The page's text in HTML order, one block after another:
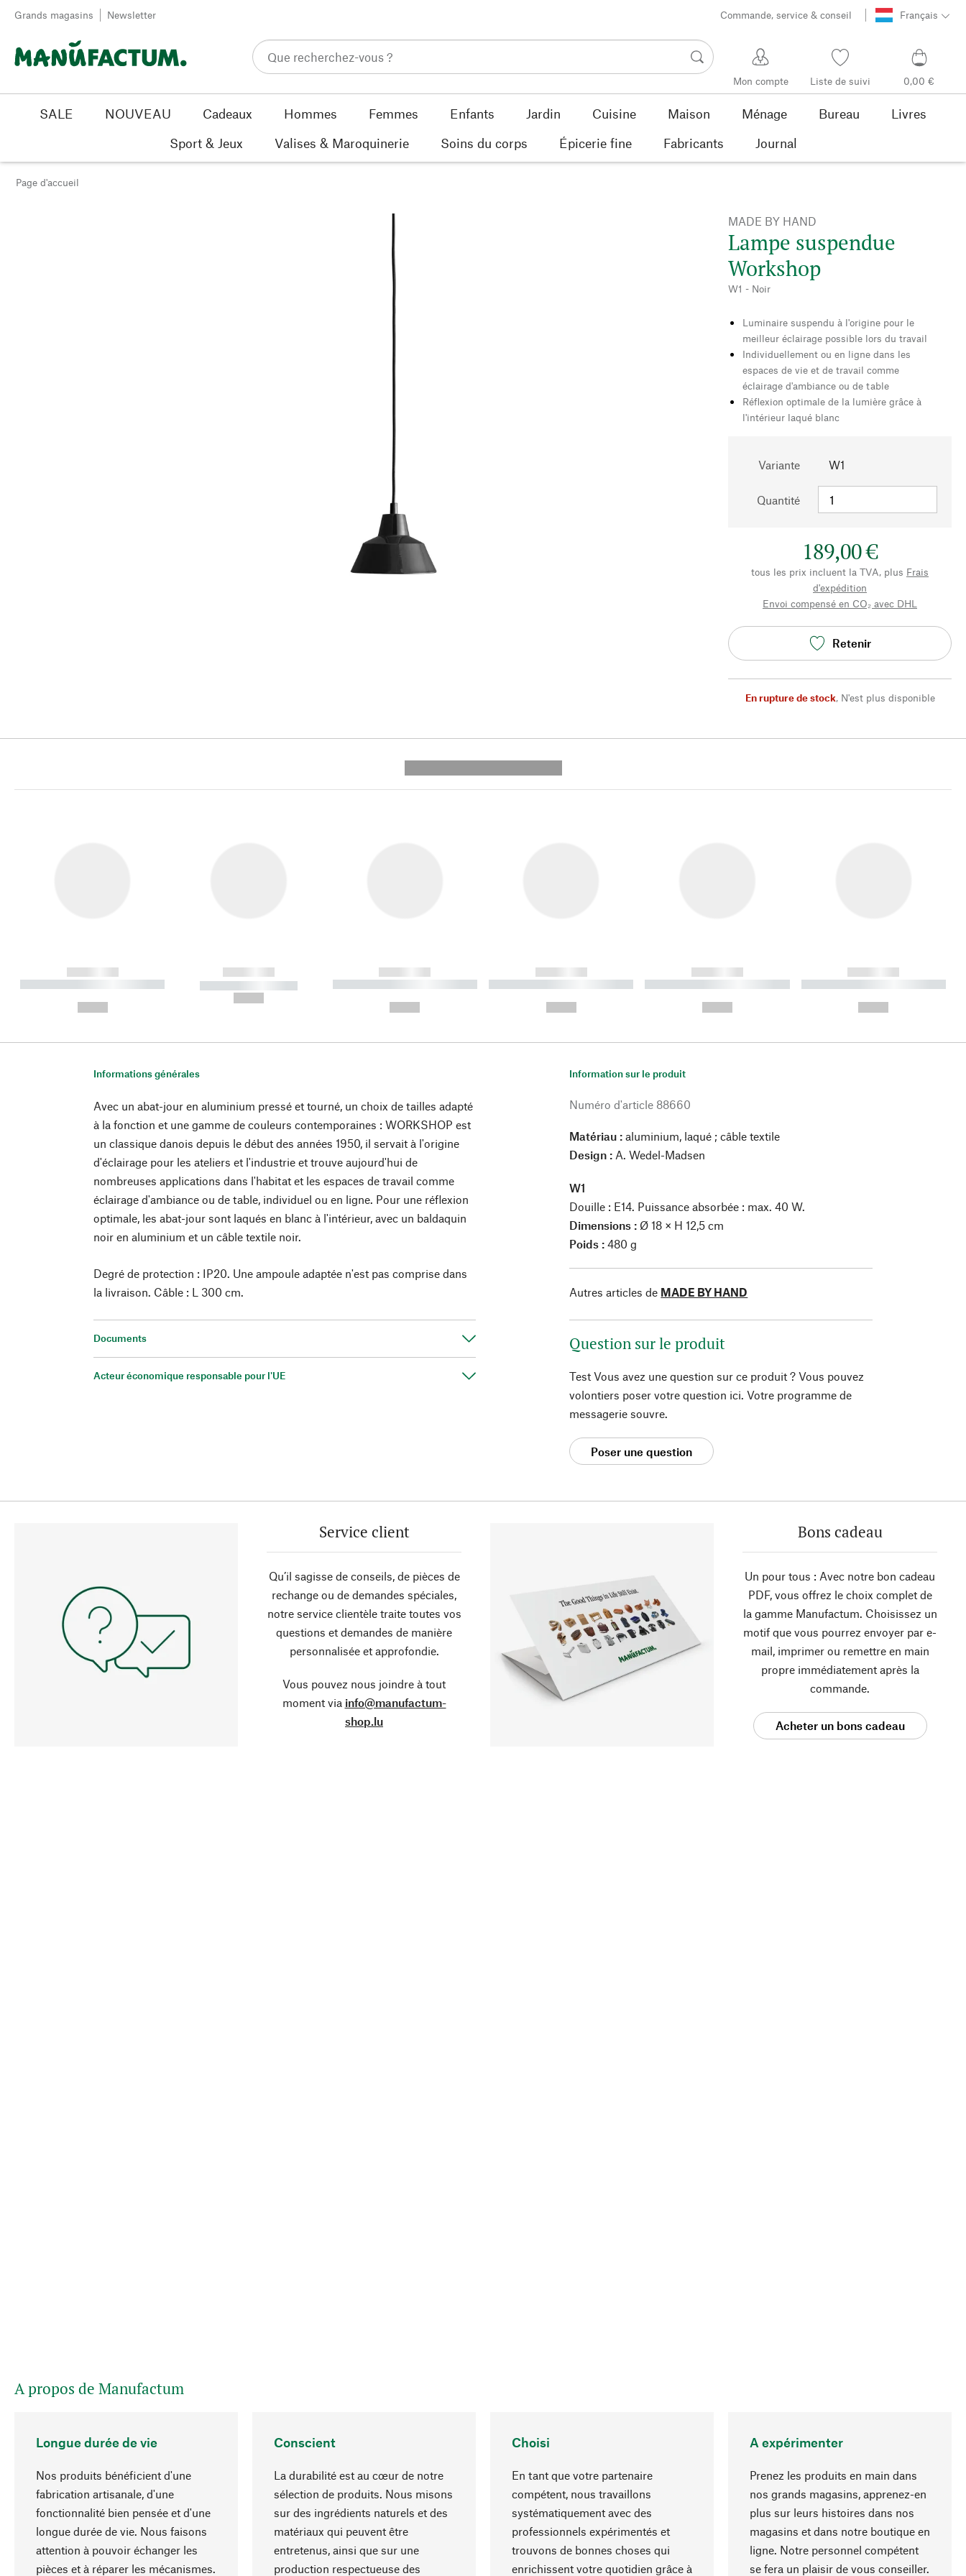
Passer au contenu
Grands magasins Newsletter Commande, service & conseil Français
Mon compte Liste de suivi 0,00 €
SALE NOUVEAU Cadeaux Hommes Femmes Enfants Jardin Cuisine Maison Ménage Bureau
Livres
Sport & Jeux
Valises & Maroquinerie Soins du corps Épicerie fine Fabricants Journal
Page d'accueil
MADE BY HAND
Lampe suspendue
Workshop
W1 - Noir
Luminaire suspendu à l'origine pour le
meilleur éclairage possible lors du travail
Individuellement ou en ligne dans les
espaces de vie et de travail comme
éclairage d'ambiance ou de table
Réflexion optimale de la lumière grâce à
l'intérieur laqué blanc
Variante W1
Quantité
189,00 €
tous les prix incluent la TVA, plus Frais
d'expédition
Envoi compensé en CO₂ avec DHL
Retenir
En rupture de stock, N'est plus disponible
------------
----------- ----------- ----------
------------
----------- -----------
------------
----------- ----------- ----------
------------
----------- ----------- ----------
------------
----------- ----------- ----------
------------
----------- ----------- ----------
Informations générales
Avec un abat-jour en aluminium pressé et tourné, un choix de tailles adapté
à la fonction et une gamme de couleurs contemporaines : WORKSHOP est
un classique danois depuis le début des années 1950, il servait à l'origine
d'éclairage pour les ateliers et l'industrie et trouve aujourd'hui de
nombreuses applications dans l'habitat et les espaces de travail comme
éclairage d'ambiance ou de table, individuel ou en ligne. Pour une réflexion
optimale, les abat-jour sont laqués en blanc à l'intérieur, avec un baldaquin
noir en aluminium et un câble textile noir.
Degré de protection : IP20. Une ampoule adaptée n'est pas comprise dans
la livraison. Câble : L 300 cm.
Documents
Acteur économique responsable pour l'UE
Information sur le produit
Numéro d'article 88660
Matériau : aluminium, laqué ; câble textile
Design : A. Wedel-Madsen
W1
Douille : E14. Puissance absorbée : max. 40 W.
Dimensions : Ø 18 × H 12,5 cm
Poids : 480 g
Autres articles de MADE BY HAND
Question sur le produit
Test Vous avez une question sur ce produit ? Vous pouvez
volontiers poser votre question ici. Votre programme de
messagerie souvre.
Poser une question
Service client
Qu’il sagisse de conseils, de pièces de
rechange ou de demandes spéciales,
notre service clientèle traite toutes vos
questions et demandes de manière
personnalisée et approfondie.
Vous pouvez nous joindre à tout
moment via info@manufactum-
shop.lu
Bons cadeau
Un pour tous : Avec notre bon cadeau
PDF, vous offrez le choix complet de
la gamme Manufactum. Choisissez un
motif que vous pourrez envoyer par e-
mail, imprimer ou remettre en main
propre immédiatement après la
commande.
Acheter un bons cadeau
A propos de Manufactum
Longue durée de vie
Nos produits bénéficient d'une
fabrication artisanale, d'une
fonctionnalité bien pensée et d'une
longue durée de vie. Nous faisons
attention à pouvoir échanger les
pièces et à réparer les mécanismes.
Conscient
La durabilité est au cœur de notre
sélection de produits. Nous misons
sur des ingrédients naturels et des
matériaux qui peuvent être
entretenus, ainsi que sur une
production respectueuse des
Choisi
En tant que votre partenaire
compétent, nous travaillons
systématiquement avec des
professionnels expérimentés et
trouvons de bonnes choses qui
enrichissent votre quotidien grâce à
A expérimenter
Prenez les produits en main dans
nos grands magasins, apprenez-en
plus sur leurs histoires dans nos
magasins et dans notre boutique en
ligne. Notre personnel compétent
se fera un plaisir de vous conseiller.